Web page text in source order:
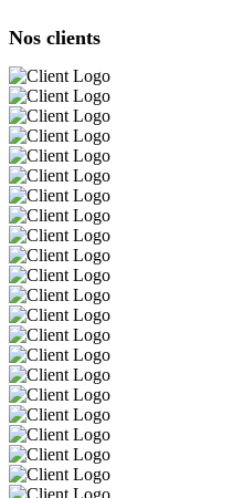
Nos clients